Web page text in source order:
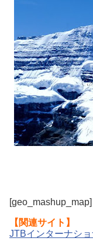
[geo_mashup_map]
【関連サイト】
JTBインターナシ